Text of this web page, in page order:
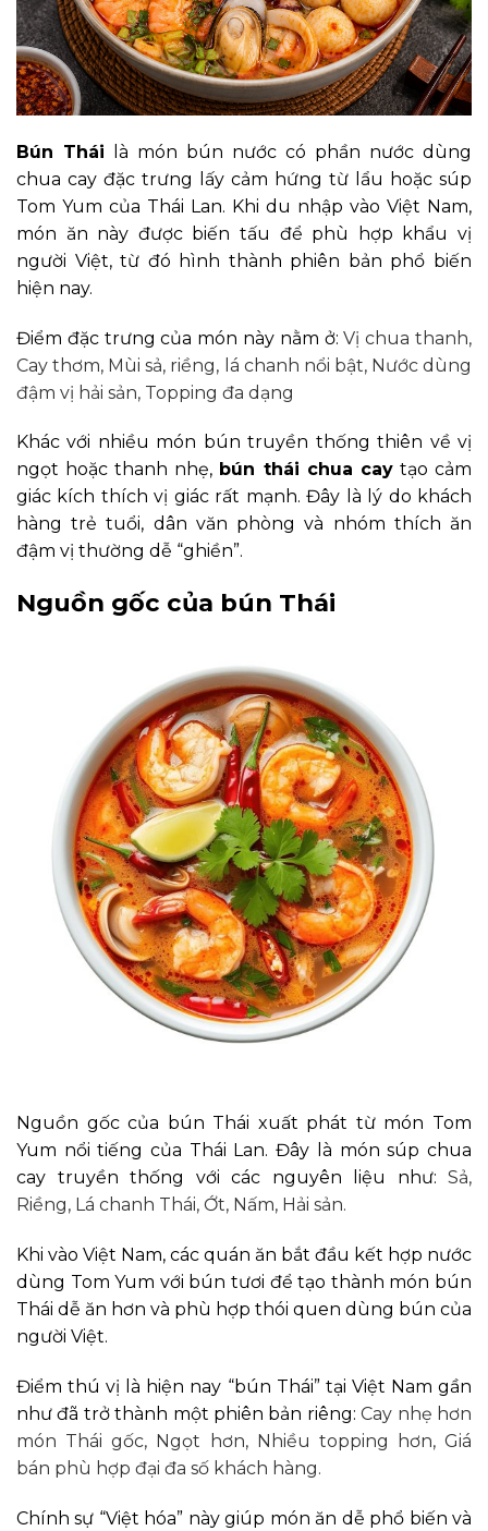
Bún Thái là món bún nước có phần nước dùng
chua cay đặc trưng lấy cảm hứng từ lẩu hoặc súp
Tom Yum của Thái Lan. Khi du nhập vào Việt Nam,
món ăn này được biến tấu để phù hợp khẩu vị
người Việt, từ đó hình thành phiên bản phổ biến
hiện nay.
Điểm đặc trưng của món này nằm ở:Vị chua thanh,
Cay thơm, Mùi sả, riềng, lá chanh nổi bật, Nước dùng
đậm vị hải sản, Topping đa dạng
Khác với nhiều món bún truyền thống thiên về vị
ngọt hoặc thanh nhẹ, bún thái chua caytạo cảm
giác kích thích vị giác rất mạnh. Đây là lý do khách
hàng trẻ tuổi, dân văn phòng và nhóm thích ăn
đậm vị thường dễ “ghiền”.
Nguồn gốc của bún Thái
Nguồn gốc của bún Thái xuất phát từ món Tom
Yum nổi tiếng của Thái Lan. Đây là món súp chua
cay truyền thống với các nguyên liệu như: Sả,
Riềng, Lá chanh Thái, Ớt, Nấm, Hải sản.
Khi vào Việt Nam, các quán ăn bắt đầu kết hợp nước
dùng Tom Yum với bún tươi để tạo thành món bún
Thái dễ ăn hơn và phù hợp thói quen dùng bún của
người Việt.
Điểm thú vị là hiện nay “bún Thái” tại Việt Nam gần
như đã trở thành một phiên bản riêng:Cay nhẹ hơn
món Thái gốc, Ngọt hơn, Nhiều topping hơn, Giá
bán phù hợp đại đa số khách hàng.
Chính sự “Việt hóa” này giúp món ăn dễ phổ biến và